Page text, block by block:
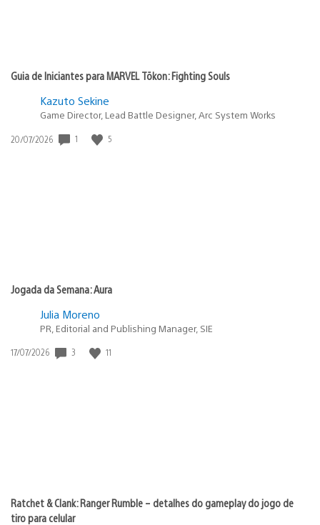
Guia de Iniciantes para MARVEL Tōkon: Fighting Souls
Kazuto Sekine
Game Director, Lead Battle Designer, Arc System Works
Data
20/07/2026 1 5
Jogada da Semana: Aura
Julia Moreno
PR, Editorial and Publishing Manager, SIE
Data
17/07/2026 3 11
Ratchet & Clank: Ranger Rumble – detalhes do gameplay do jogo de
tiro para celular